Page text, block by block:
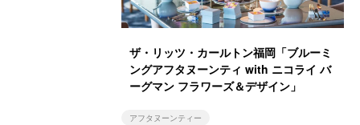
ザ・リッツ・カールトン福岡「ブルーミ
ングアフタヌーンティ with ニコライ バ
ーグマン フラワーズ＆デザイン」
アフタヌーンティー